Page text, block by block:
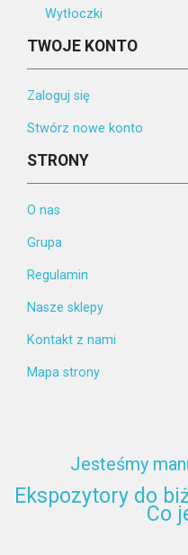
Wytłoczki
TWOJE KONTO
Zaloguj się
Stwórz nowe konto
STRONY
O nas
Grupa
Regulamin
Nasze sklepy
Kontakt z nami
Mapa strony
Jesteśmy
Ekspozytory do
Co